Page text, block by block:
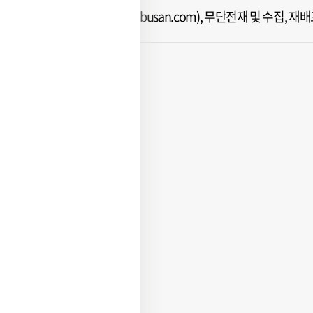
ⓒ 부산일보(www.busan.com), 무단전재 및 수집, 재